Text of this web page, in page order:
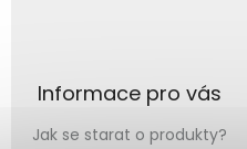
Informace pro vás
Jak se starat o produkty?